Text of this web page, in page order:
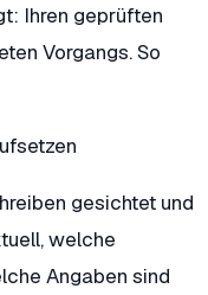
Ihren geprüften
Vorgangs. So
gesichtet und
welche
Angaben sind